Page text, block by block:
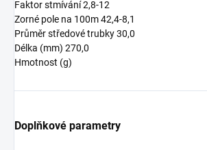
Faktor stmívání 2,8-12
Zorné pole na 100m 42,4-8,1
Průměr středové trubky 30,0
Délka (mm) 270,0
Hmotnost (g)
Doplňkové parametry